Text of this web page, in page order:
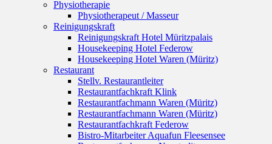
Physiotherapie
Physiotherapeut / Masseur
Reinigungskraft
Reinigungskraft Hotel Müritzpalais
Housekeeping Hotel Federow
Housekeeping Hotel Waren (Müritz)
Restaurant
Stellv. Restaurantleiter
Restaurantfachkraft Klink
Restaurantfachmann Waren (Müritz)
Restaurantfachmann Waren (Müritz)
Restaurantfachkraft Federow
Bistro-Mitarbeiter Aquafun Fleesensee